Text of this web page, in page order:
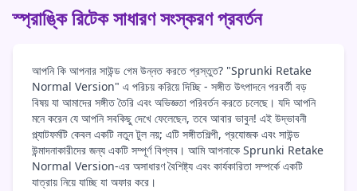
স্প্রাঙ্কি রিটেক সাধারণ সংস্করণ প্রবর্তন
আপনি কি আপনার সাউন্ড গেম উন্নত করতে প্রস্তুত? "Sprunki Retake
Normal Version" এ পরিচয় করিয়ে দিচ্ছি - সঙ্গীত উৎপাদনে পরবর্তী বড়
বিষয় যা আমাদের সঙ্গীত তৈরি এবং অভিজ্ঞতা পরিবর্তন করতে চলেছে। যদি আপনি
মনে করেন যে আপনি সবকিছু দেখে ফেলেছেন, তবে আবার ভাবুন! এই উদ্ভাবনী
প্ল্যাটফর্মটি কেবল একটি নতুন টুল নয়; এটি সঙ্গীতশিল্পী, প্রযোজক এবং সাউন্ড
উন্মাদনাকারীদের জন্য একটি সম্পূর্ণ বিপ্লব। আমি আপনাকে Sprunki Retake
Normal Version-এর অসাধারণ বৈশিষ্ট্য এবং কার্যকারিতা সম্পর্কে একটি
যাত্রায় নিয়ে যাচ্ছি যা অফার করে।